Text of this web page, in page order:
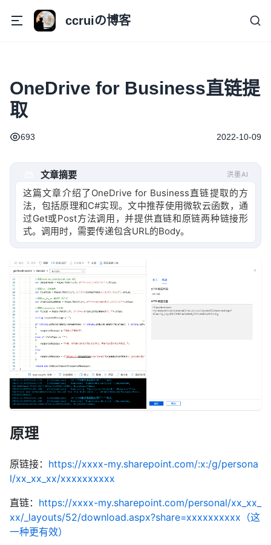
ccruiの博客
OneDrive for Business直链提
取
693 2022-10-09
文章摘要 洪墨AI
这篇文章介绍了OneDrive for Business直链提取的方
法，包括原理和C#实现。文中推荐使用微软云函数，通
过Get或Post方法调用，并提供直链和原链两种链接形
式。调用时，需要传递包含URL的Body。
原理
原链接： https://xxxx-my.sharepoint.com/:x:/g/persona
l/xx_xx_xx/xxxxxxxxxx
直链： https://xxxx-my.sharepoint.com/personal/xx_xx_
xx/_layouts/52/download.aspx?share=xxxxxxxxxx（这
一种更有效）